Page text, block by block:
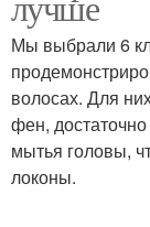
Популярные
Стрижки на
Мы выбрали 6
волосах. Для
фен,
мытья головы,
локоны.